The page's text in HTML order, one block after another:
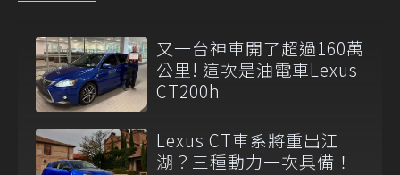
又一台神車開了超過160萬
公里! 這次是油電車Lexus
CT200h
Lexus CT車系將重出江
湖？三種動力一次具備！